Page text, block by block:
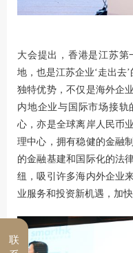
大会提出，香港是江苏
地，也是江苏企业‘走出去
独特优势，不仅是海外企
内地企业与国际市场接轨
心，亦是全球离岸人民币
理中心，拥有稳健的金融
的金融基建和国际化的法
纽，吸引许多海内外企业
业服务和投资新机遇，加
联